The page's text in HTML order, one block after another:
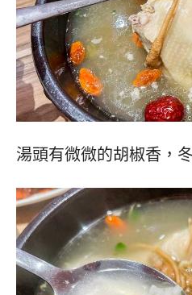
湯頭有微微的胡椒香，